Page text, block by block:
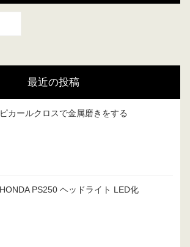
最近の投稿
ピカールクロスで金属磨きをする
HONDA PS250 ヘッドライト LED化